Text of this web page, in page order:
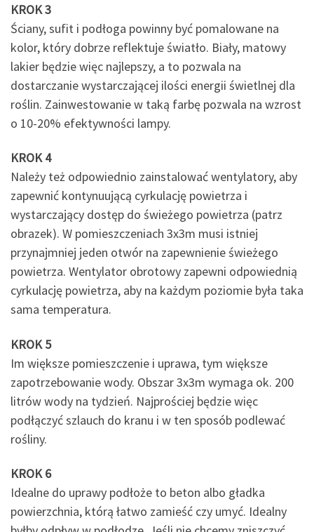
KROK 3
Ściany, sufit i podłoga powinny być pomalowane na
kolor, który dobrze reflektuje światło. Biały, matowy
lakier będzie więc najlepszy, a to pozwala na
dostarczanie wystarczającej ilości energii świetlnej dla
roślin. Zainwestowanie w taką farbę pozwala na wzrost
o 10-20% efektywności lampy.
KROK 4
Należy też odpowiednio zainstalować wentylatory, aby
zapewnić kontynuującą cyrkulację powietrza i
wystarczający dostęp do świeżego powietrza (patrz
obrazek). W pomieszczeniach 3x3m musi istniej
przynajmniej jeden otwór na zapewnienie świeżego
powietrza. Wentylator obrotowy zapewni odpowiednią
cyrkulację powietrza, aby na każdym poziomie była taka
sama temperatura.
KROK 5
Im większe pomieszczenie i uprawa, tym większe
zapotrzebowanie wody. Obszar 3x3m wymaga ok. 200
litrów wody na tydzień. Najprościej będzie więc
podłączyć szlauch do kranu i w ten sposób podlewać
rośliny.
KROK 6
Idealne do uprawy podłoże to beton albo gładka
powierzchnia, którą łatwo zamieść czy umyć. Idealny